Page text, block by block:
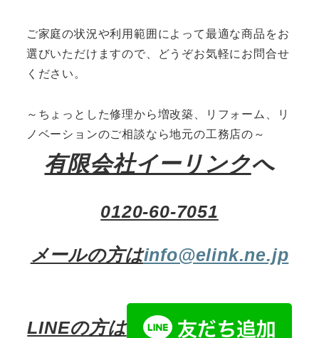
ご家庭の状況や利用範囲によって最適な商品をお
選びいただけますので、どうぞお気軽にお問合せ
ください。
～ちょっとした修理から増改築、リフォーム、リ
ノベーションのご相談なら地元の工務店の～
有限会社イーリンクへ
0120-60-7051
メールの方はinfo@elink.ne.jp
LINEの方は